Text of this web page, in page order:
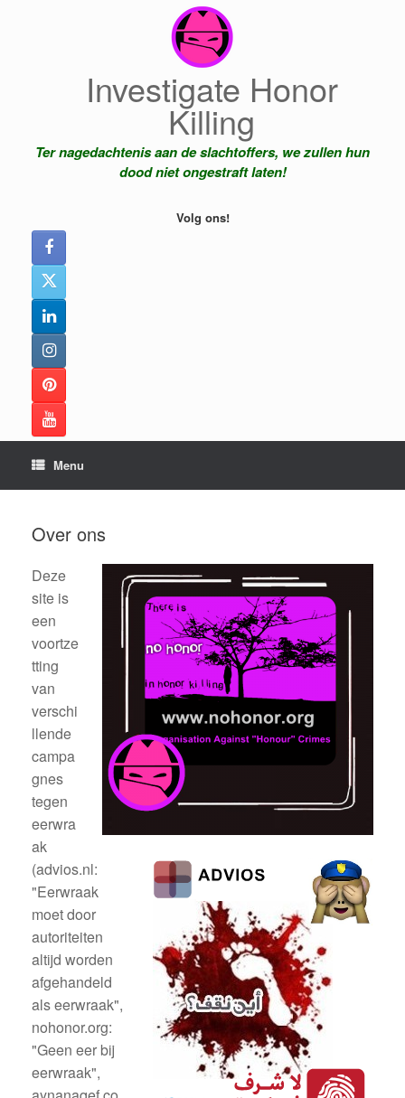
Investigate Honor
Killing
Ter nagedachtenis aan de slachtoffers, we zullen hun
dood niet ongestraft laten!
Volg ons!
Menu
Over ons
Deze
site is
een
voortze
tting
van
verschi
llende
campa
gnes
tegen
eerwra
ak
(advios.nl:
"Eerwraak
moet door
autoriteiten
altijd worden
afgehandeld
als eerwraak",
nohonor.org:
"Geen eer bij
eerwraak",